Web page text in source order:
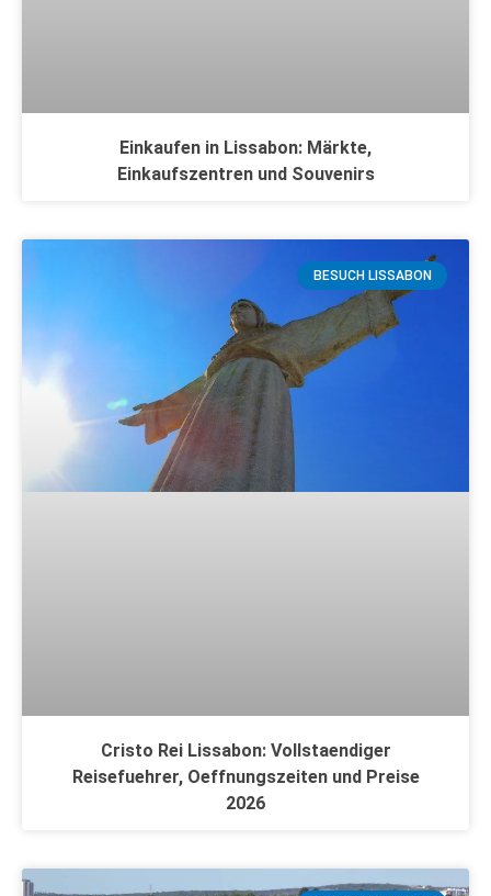
Einkaufen in Lissabon: Märkte,
Einkaufszentren und Souvenirs
BESUCH LISSABON
Cristo Rei Lissabon: Vollstaendiger
Reisefuehrer, Oeffnungszeiten und Preise
2026